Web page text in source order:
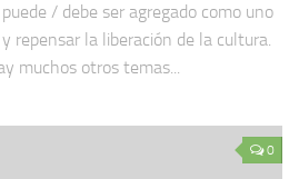
/ debe ser agregado como uno
repensar la liberación de la cultura.
muchos otros temas...
0